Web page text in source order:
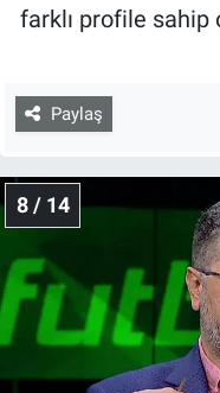
farklı profile sahip
Paylaş
8 / 14